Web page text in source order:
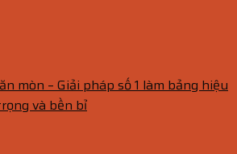
mòn – Giải pháp số 1 làm bảng hiệu
và bền bỉ